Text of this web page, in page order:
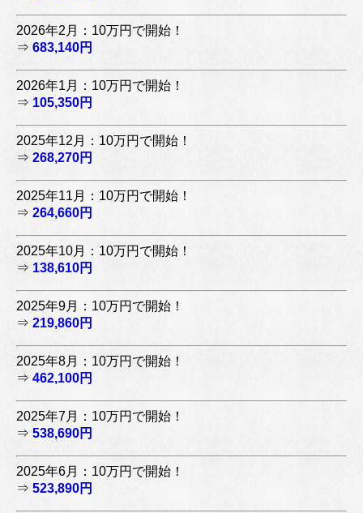
2026年2月：10万円で開始！
⇒ 683,140円
2026年1月：10万円で開始！
⇒ 105,350円
2025年12月：10万円で開始！
⇒ 268,270円
2025年11月：10万円で開始！
⇒ 264,660円
2025年10月：10万円で開始！
⇒ 138,610円
2025年9月：10万円で開始！
⇒ 219,860円
2025年8月：10万円で開始！
⇒ 462,100円
2025年7月：10万円で開始！
⇒ 538,690円
2025年6月：10万円で開始！
⇒ 523,890円